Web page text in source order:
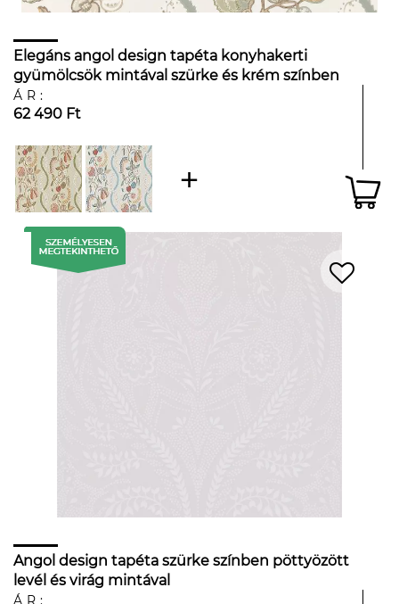
Elegáns angol design tapéta konyhakerti
gyümölcsök mintával szürke és krém színben
ÁR:
62 490 Ft
Angol design tapéta szürke színben pöttyözött
levél és virág mintával
ÁR: